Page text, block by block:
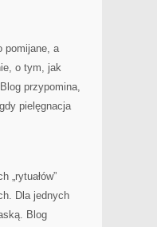
pomijane, a
o tym, jak
przypomina,
pielęgnacja
„rytuałów”
Dla jednych
Blog